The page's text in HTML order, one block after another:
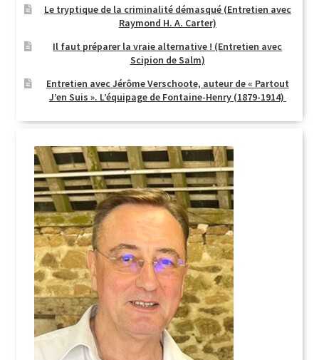
Le tryptique de la criminalité démasqué (Entretien avec
Raymond H. A. Carter)
Il faut préparer la vraie alternative ! (Entretien avec
Scipion de Salm)
Entretien avec Jérôme Verschoote, auteur de « Partout
J’en Suis ». L’équipage de Fontaine-Henry (1879-1914)